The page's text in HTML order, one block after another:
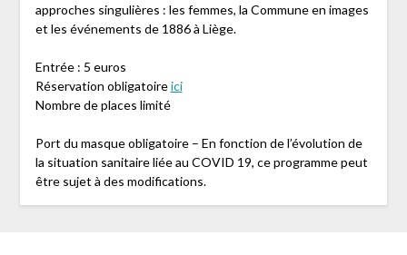
approches singulières : les femmes, la Commune en images
et les événements de 1886 à Liège.
Entrée : 5 euros
Réservation obligatoireici
Nombre de places limité
Port du masque obligatoire – En fonction de l’évolution de
la situation sanitaire liée au COVID 19, ce programme peut
être sujet à des modifications.